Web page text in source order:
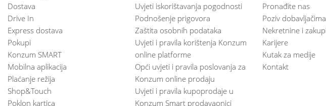
Dostava
Drive In
Express dostava
Pokupi
Konzum SMART
Mobilna aplikacija
Plaćanje režija
Shop&Touch
Poklon kartica
Uvjeti iskorištavanja pogodnosti
Podnošenje prigovora
Zaštita osobnih podataka
Uvjeti i pravila korištenja Konzum
online platforme
Opći uvjeti i pravila poslovanja za
Konzum online prodaju
Uvjeti i pravila kupoprodaje u
Konzum Smart prodavaonici
Pronađite nas
Poziv dobavljačima
Nekretnine i zakupi
Karijere
Kutak za medije
Kontakt